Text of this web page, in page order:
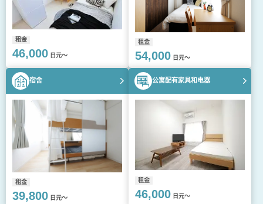
租金
46,000 日元～
租金
54,000 日元～
宿舍
租金
39,800 日元～
公寓配有家具和电器
租金
46,000 日元～